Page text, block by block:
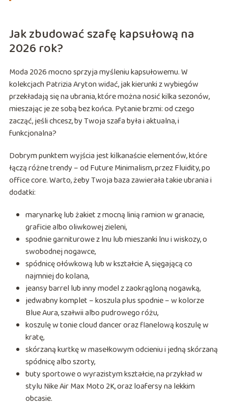
Jak zbudować szafę kapsułową na
2026 rok?
Moda 2026 mocno sprzyja myśleniu kapsułowemu. W
kolekcjach Patrizia Aryton widać, jak kierunki z wybiegów
przekładają się na ubrania, które można nosić kilka sezonów,
mieszając je ze sobą bez końca. Pytanie brzmi: od czego
zacząć, jeśli chcesz, by Twoja szafa była i aktualna, i
funkcjonalna?
Dobrym punktem wyjścia jest kilkanaście elementów, które
łączą różne trendy – od Future Minimalism, przez Fluidity, po
office core. Warto, żeby Twoja baza zawierała takie ubrania i
dodatki:
marynarkę lub żakiet z mocną linią ramion w granacie,
graficie albo oliwkowej zieleni,
spodnie garniturowe z lnu lub mieszanki lnu i wiskozy, o
swobodnej nogawce,
spódnicę ołówkową lub w kształcie A, sięgającą co
najmniej do kolana,
jeansy barrel lub inny model z zaokrągloną nogawką,
jedwabny komplet – koszula plus spodnie – w kolorze
Blue Aura, szałwii albo pudrowego różu,
koszulę w tonie cloud dancer oraz flanelową koszulę w
kratę,
skórzaną kurtkę w masełkowym odcieniu i jedną skórzaną
spódnicę albo szorty,
buty sportowe o wyrazistym kształcie, na przykład w
stylu Nike Air Max Moto 2K, oraz loafersy na lekkim
obcasie.